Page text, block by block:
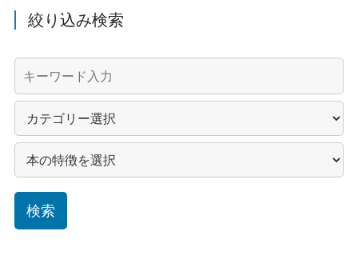
絞り込み検索